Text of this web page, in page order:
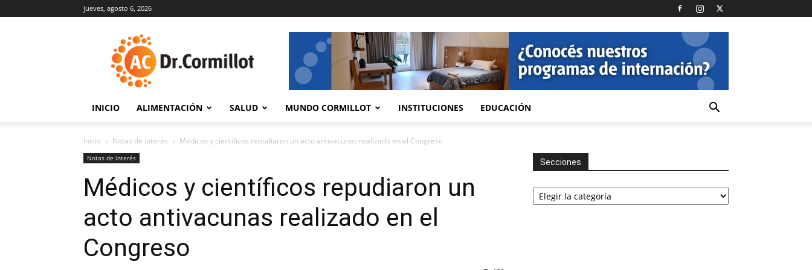
jueves, agosto 6, 2026
INICIO ALIMENTACIÓN SALUD MUNDO CORMILLOT INSTITUCIONES EDUCACIÓN
Inicio Notas de interés Médicos y científicos repudiaron un acto antivacunas realizado en el Congreso
Notas de interés
Médicos y científicos repudiaron un
acto antivacunas realizado en el
Congreso
Secciones
Secciones